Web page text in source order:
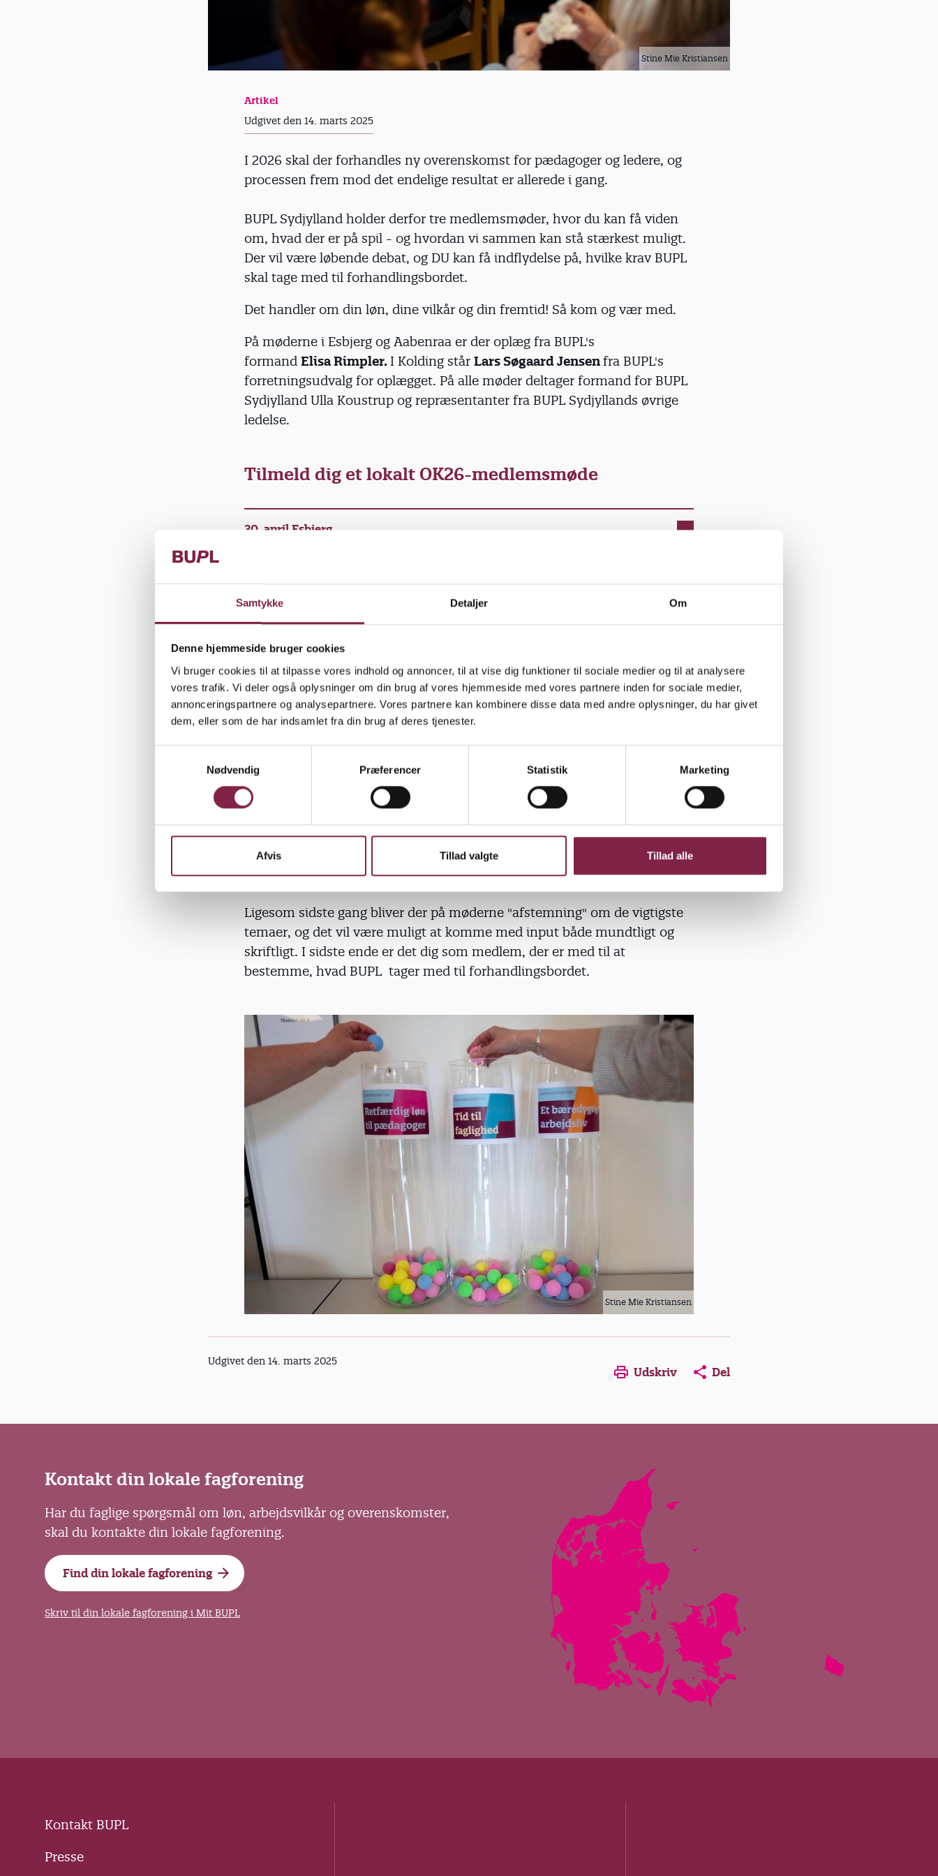
Samtykke Detaljer Om
Denne hjemmeside bruger cookies
Vi bruger cookies til at tilpasse vores indhold og annoncer, til at vise dig funktioner til sociale medier og til at analysere
vores trafik. Vi deler også oplysninger om din brug af vores hjemmeside med vores partnere inden for sociale medier,
annonceringspartnere og analysepartnere. Vores partnere kan kombinere disse data med andre oplysninger, du har givet
dem, eller som de har indsamlet fra din brug af deres tjenester.
v
Nødvendig Præferencer Statistik Marketing
Afvis Tillad valgte Tillad alle
Stine Mie Kristiansen
Artikel
Udgivet den 14. marts 2025
I 2026 skal der forhandles ny overenskomst for pædagoger og ledere, og
processen frem mod det endelige resultat er allerede i gang.
BUPL Sydjylland holder derfor tre medlemsmøder, hvor du kan få viden
om, hvad der er på spil - og hvordan vi sammen kan stå stærkest muligt.
Der vil være løbende debat, og DU kan få indflydelse på, hvilke krav BUPL
skal tage med til forhandlingsbordet.
Det handler om din løn, dine vilkår og din fremtid! Så kom og vær med.
På møderne i Esbjerg og Aabenraa er der oplæg fra BUPL's
formand Elisa Rimpler. I Kolding står Lars Søgaard Jensenfra BUPL's
forretningsudvalg for oplægget. På alle møder deltager formand for BUPL
Sydjylland Ulla Koustrup og repræsentanter fra BUPL Sydjyllands øvrige
ledelse.
Tilmeld dig et lokalt OK26-medlemsmøde
30. april Esbjerg
21. maj Aabenraa
Print en flyer til dine kolleger
Tag gerne en kollega med til medlemsmøde - jo flere der engagerer sig i
debatten, jo bedre står vi i forhandlingerne. Du er meget velkommen til at
printe en flyer til jeres personalerum el lign.
Invitation til OK26-medlemsmøde i Esbjerg
Invitation til OK26-medlemsmøde i Kolding
Invitation til OK26-medlemsmøde i Aabenraa
Medlemmerne bestemmer
Ligesom sidste gang bliver der på møderne "afstemning" om de vigtigste
temaer, og det vil være muligt at komme med input både mundtligt og
skriftligt. I sidste ende er det dig som medlem, der er med til at
bestemme, hvad BUPL tager med til forhandlingsbordet.
Stine Mie Kristiansen
Udgivet den 14. marts 2025
Udskriv Del
Kontakt din lokale fagforening
Har du faglige spørgsmål om løn, arbejdsvilkår og overenskomster,
skal du kontakte din lokale fagforening.
Find din lokale fagforening
Skriv til din lokale fagforening i Mit BUPL
Kontakt BUPL
Presse